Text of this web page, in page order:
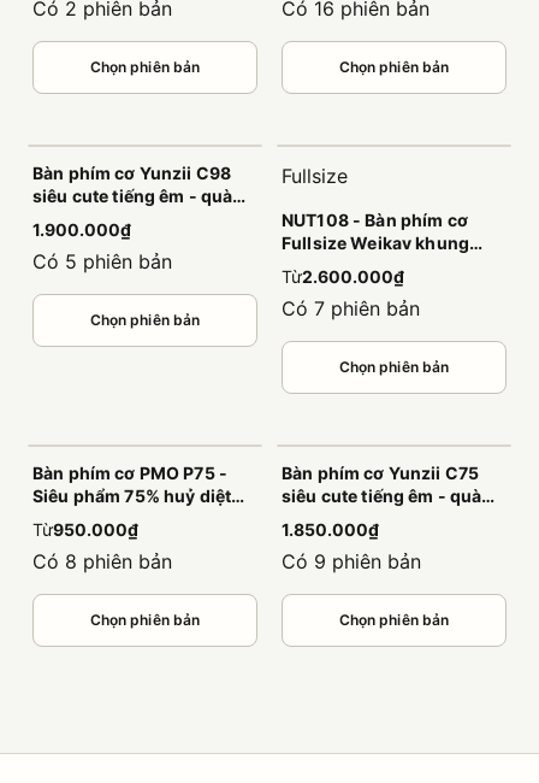
Có 2 phiên bản
Chọn phiên bản
Có 16 phiên bản
Chọn phiên bản
Bàn phím cơ Yunzii C98
siêu cute tiếng êm - quà
tặng dành riêng cho các
bạn nữ
1.900.000₫
Có 5 phiên bản
Chọn phiên bản
Fullsize
NUT108 - Bàn phím cơ
Fullsize Weikav khung
nhôm CNC nguyên khối,
âm đầm, led viền cao cấp
Từ2.600.000₫
Có 7 phiên bản
Chọn phiên bản
Bàn phím cơ PMO P75 -
Siêu phẩm 75% huỷ diệt
phân khúc 1 triệu
Từ950.000₫
Có 8 phiên bản
Chọn phiên bản
Bàn phím cơ Yunzii C75
siêu cute tiếng êm - quà
tặng dành riêng cho các
bạn nữ
1.850.000₫
Có 9 phiên bản
Chọn phiên bản